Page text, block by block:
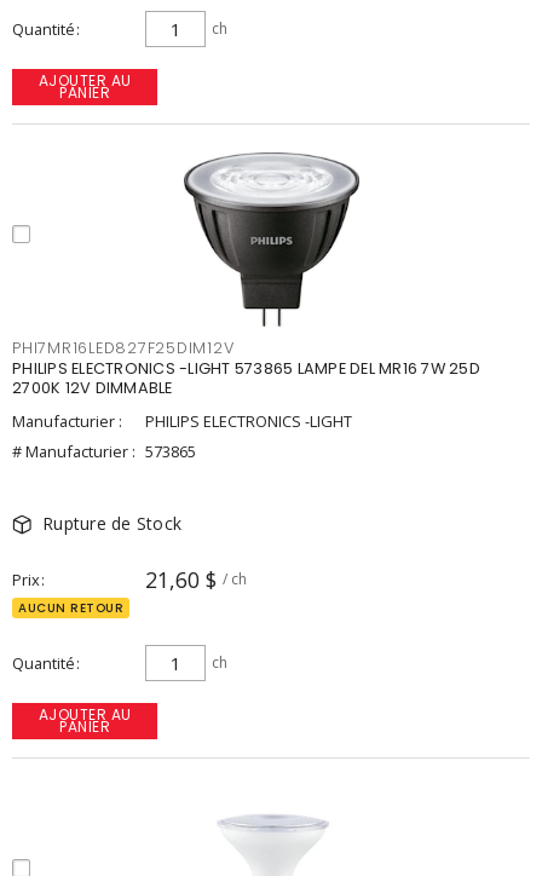
Quantité ch
AJOUTER AU
PANIER
PHI7MR16LED827F25DIM12V
PHILIPS ELECTRONICS -LIGHT 573865 LAMPE DEL MR16 7W 25D
2700K 12V DIMMABLE
Manufacturier :
PHILIPS ELECTRONICS -LIGHT
# Manufacturier : 573865
Rupture de Stock
Prix 21,60 $ / ch
AUCUN RETOUR
Quantité ch
AJOUTER AU
PANIER